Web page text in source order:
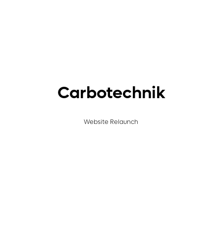
Carbotechnik
Website Relaunch